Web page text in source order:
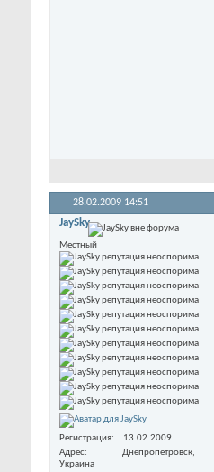
28.02.2009 14:51
JaySky
Местный
Регистрация
13.02.2009
Адрес
Днепропетровск,
Украина